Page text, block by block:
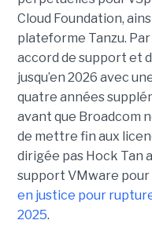
Cloud Foundation,
plateforme Tanzu.
accord de support et
jusqu’en 2026 avec
quatre années
avant que Broadcom
de mettre fin aux
dirigée pas Hock Tan
support VMware pour
en justice pour
2025.